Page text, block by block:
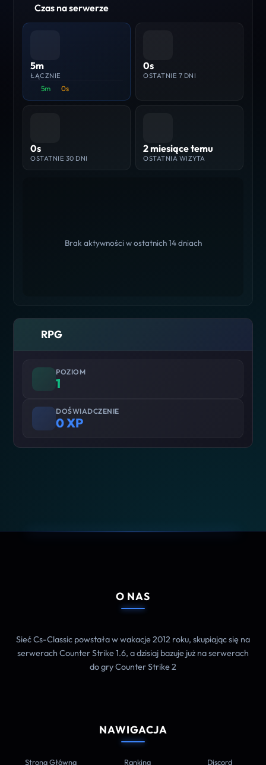
Czas na serwerze
5m
ŁĄCZNIE
5m 0s
0s
OSTATNIE 7 DNI
0s
OSTATNIE 30 DNI
2 miesiące temu
OSTATNIA WIZYTA
Brak aktywności w ostatnich 14 dniach
RPG
POZIOM
1
DOŚWIADCZENIE
0 XP
O NAS
Sieć Cs-Classic powstała w wakacje 2012 roku, skupiając się na
serwerach Counter Strike 1.6, a dzisiaj bazuje już na serwerach
do gry Counter Strike 2
NAWIGACJA
Strona Główna Ranking Discord